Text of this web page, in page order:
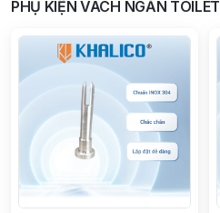
PHỤ KIỆN VÁCH NGĂN TOILET